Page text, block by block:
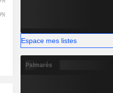
Espace mes listes
Palmarès